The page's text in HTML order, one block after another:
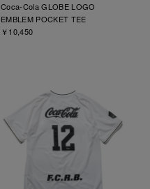
Coca-Cola GLOBE LOGO
EMBLEM POCKET TEE
￥10,450